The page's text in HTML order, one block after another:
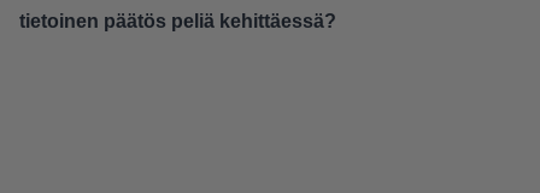
tietoinen päätös peliä kehittäessä?